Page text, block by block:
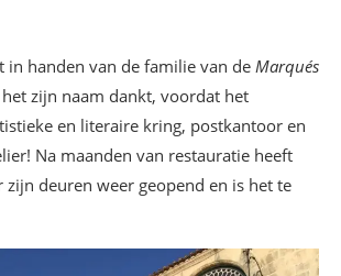
in handen van de familie van de Marqués
zijn naam dankt, voordat het
en literaire kring, postkantoor en
Na maanden van restauratie heeft
zijn deuren weer geopend en is het te